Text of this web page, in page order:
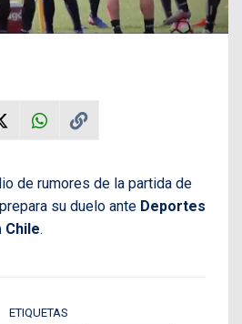
de rumores de la partida de
su duelo ante Deportes
Chile.
ETIQUETAS